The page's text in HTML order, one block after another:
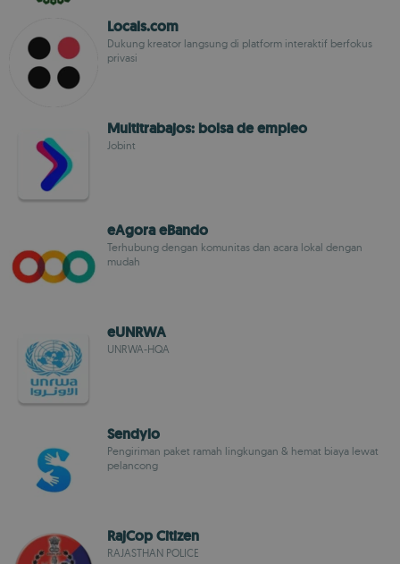
Locals.com
Dukung kreator langsung di platform interaktif berfokus
privasi
Multitrabajos: bolsa de empleo
Jobint
eAgora eBando
Terhubung dengan komunitas dan acara lokal dengan
mudah
eUNRWA
UNRWA-HQA
Sendylo
Pengiriman paket ramah lingkungan & hemat biaya lewat
pelancong
RajCop Citizen
RAJASTHAN POLICE